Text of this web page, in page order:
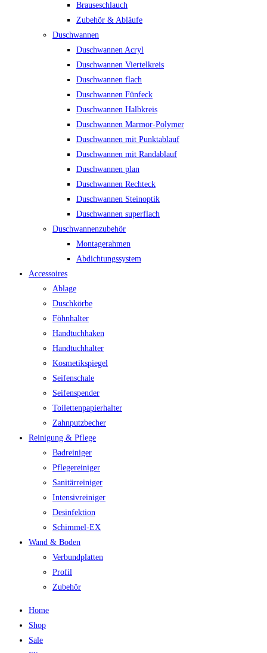
Brauseschlauch
Zubehör & Abläufe
Duschwannen
Duschwannen Acryl
Duschwannen Viertelkreis
Duschwannen flach
Duschwannen Fünfeck
Duschwannen Halbkreis
Duschwannen Marmor-Polymer
Duschwannen mit Punktablauf
Duschwannen mit Randablauf
Duschwannen plan
Duschwannen Rechteck
Duschwannen Steinoptik
Duschwannen superflach
Duschwannenzubehör
Montagerahmen
Abdichtungssystem
Accessoires
Ablage
Duschkörbe
Föhnhalter
Handtuchhaken
Handtuchhalter
Kosmetikspiegel
Seifenschale
Seifenspender
Toilettenpapierhalter
Zahnputzbecher
Reinigung & Pflege
Badreiniger
Pflegereiniger
Sanitärreiniger
Intensivreiniger
Desinfektion
Schimmel-EX
Wand & Boden
Verbundplatten
Profil
Zubehör
Home
Shop
Sale